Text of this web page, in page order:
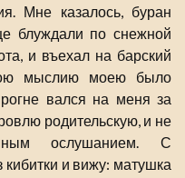
Мне казалось, буран
блуждали по снежной
и въехал на барский
мыслию моею было
вался на меня за
родительскую, и не
ослушанием. С
и вижу: матушка